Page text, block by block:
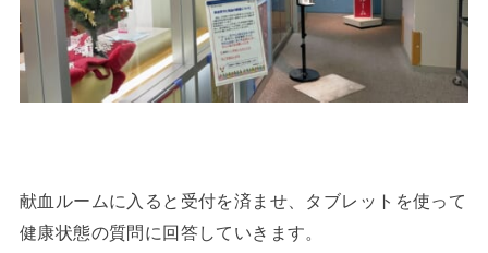
献血ルームに入ると受付を済ませ、タブレットを使って
健康状態の質問に回答していきます。